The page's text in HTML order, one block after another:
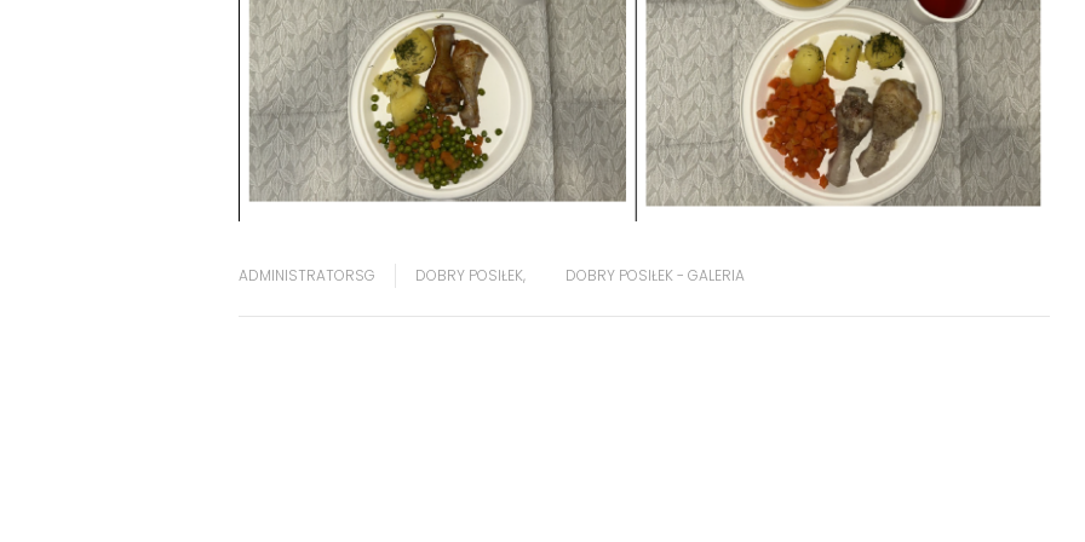
ADMINISTRATORSG DOBRY POSIŁEK, DOBRY POSIŁEK - GALERIA